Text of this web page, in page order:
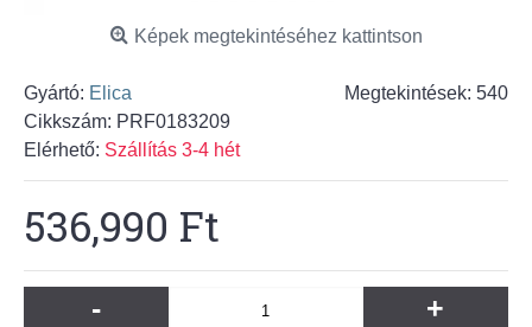
Képek megtekintéséhez kattintson
Megtekintések: 540
Gyártó: Elica
Cikkszám: PRF0183209
Elérhető: Szállítás 3-4 hét
536,990 Ft
- +